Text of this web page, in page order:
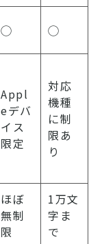
◯ ◯
Appl
eデバ
イス
限定
対応
機種
に制
限あ
り
ほぼ
無制
限
1万文
字ま
で